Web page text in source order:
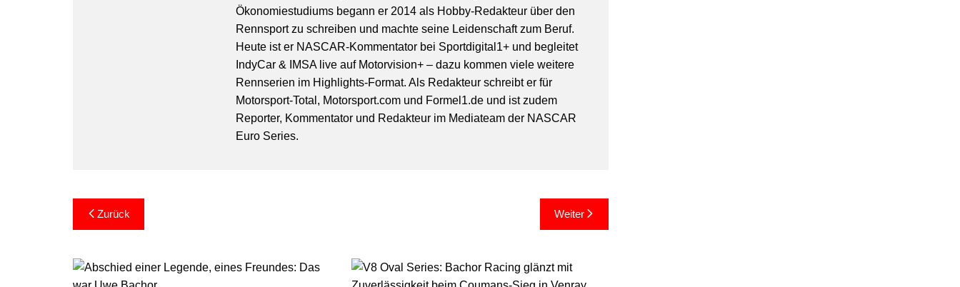
Ökonomiestudiums begann er 2014 als Hobby-Redakteur über den
Rennsport zu schreiben und machte seine Leidenschaft zum Beruf.
Heute ist er NASCAR-Kommentator bei Sportdigital1+ und begleitet
IndyCar & IMSA live auf Motorvision+ – dazu kommen viele weitere
Rennserien im Highlights-Format. Als Redakteur schreibt er für
Motorsport-Total, Motorsport.com und Formel1.de und ist zudem
Reporter, Kommentator und Redakteur im Mediateam der NASCAR
Euro Series.
Beitragsnavigation
Zurück Weiter